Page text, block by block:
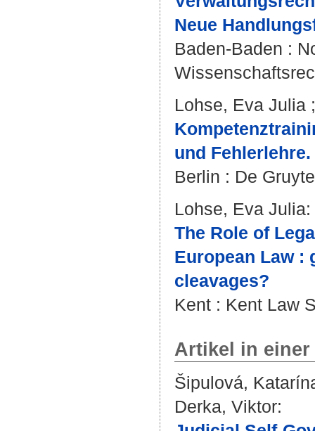
Neue
Baden-Baden :
Lohse, Eva Julia
und Fehlerlehre.
Berlin : De
Lohse, Eva Julia:
The Role of
European Law :
cleavages?
Kent : Kent Law
Artikel in
Šipulová,
Derka, Viktor: